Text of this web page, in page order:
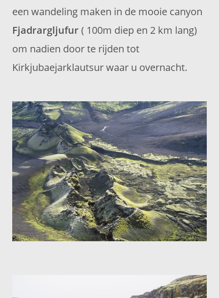
een wandeling maken in de mooie canyon
Fjadrargljufur( 100m diep en 2 km lang)
om nadien door te rijden tot
Kirkjubaejarklautsur waar u overnacht.